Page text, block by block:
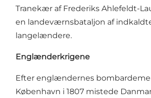
Tranekær af Frederiks Ahlefeldt-
en landeværnsbataljon af
langelændere.
Englænderkrigene
Efter englændernes
København i 1807 mistede